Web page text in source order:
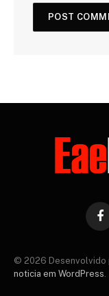
© 2026 Desenvolvido
noticia em WordPress.